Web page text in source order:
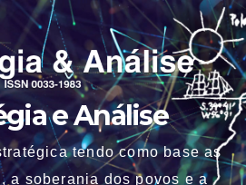
e Análise
tendo como base as
a soberania dos povos e a